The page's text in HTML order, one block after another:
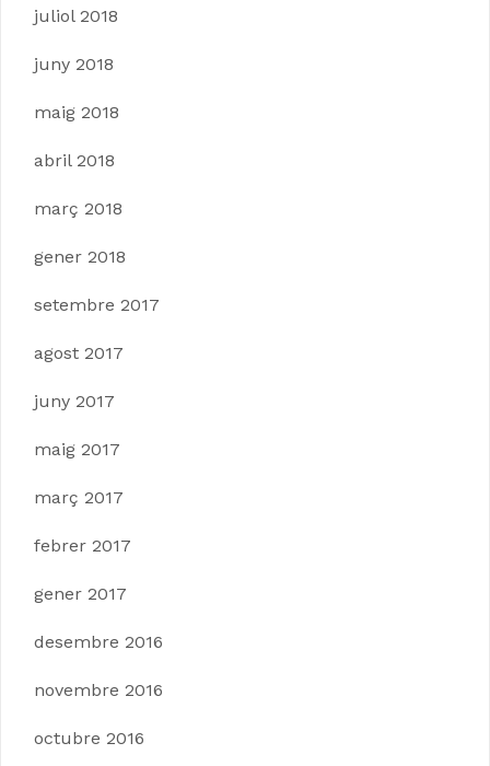
juliol 2018
juny 2018
maig 2018
abril 2018
març 2018
gener 2018
setembre 2017
agost 2017
juny 2017
maig 2017
març 2017
febrer 2017
gener 2017
desembre 2016
novembre 2016
octubre 2016